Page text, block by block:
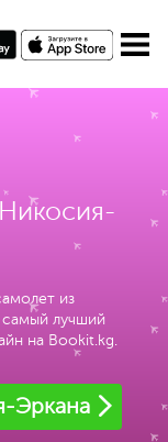
из
лучший
на Bookit.kg.
Эркана